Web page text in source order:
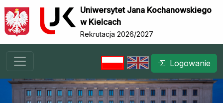
Uniwersytet Jana Kochanowskiego
w Kielcach
Rekrutacja 2026/2027
Logowanie